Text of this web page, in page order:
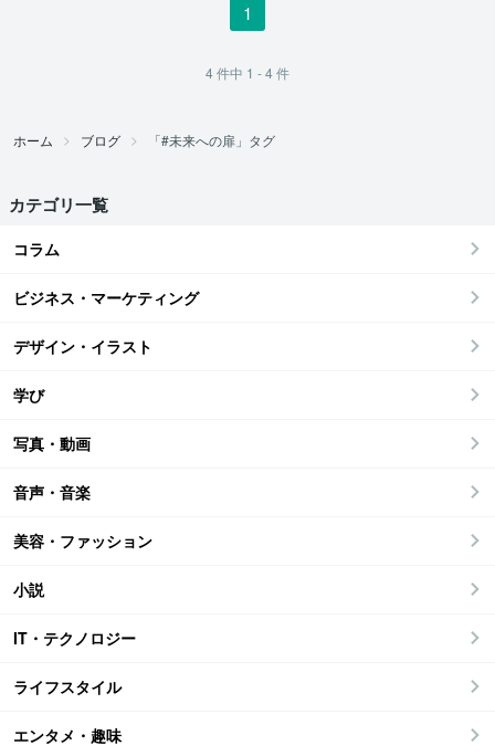
1
4件中 1 - 4件
ホーム ブログ 「#未来への扉」タグ
カテゴリ一覧
コラム
ビジネス・マーケティング
デザイン・イラスト
学び
写真・動画
音声・音楽
美容・ファッション
小説
IT・テクノロジー
ライフスタイル
エンタメ・趣味